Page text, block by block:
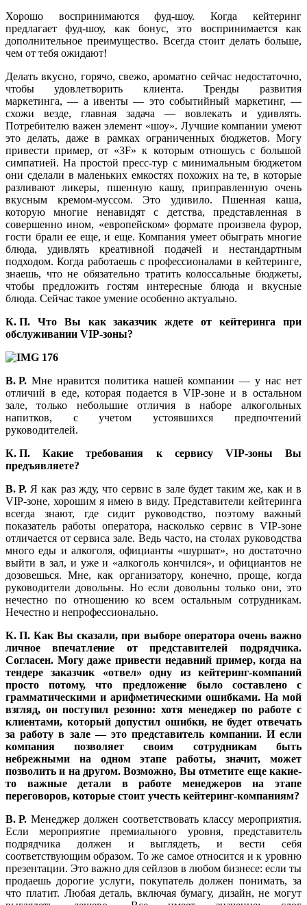
Хорошо воспринимаются фуд-шоу. Когда кейтеринг
предлагает фуд-шоу, как бонус, это воспринимается как
дополнительное преимущество. Всегда стоит делать больше,
чем от тебя ожидают!
Делать вкусно, горячо, свежо, ароматно сейчас недостаточно,
чтобы удовлетворить клиента. Тренды развития
маркетинга, — а ивенты — это событийный маркетинг, —
схожи везде, главная задача — вовлекать и удивлять.
Потребителю важен элемент «шоу». Лучшие компании умеют
это делать, даже в рамках ограниченных бюджетов. Могу
привести пример, от «3F» к которым отношусь с большой
симпатией. На простой пресс-тур с минимальным бюджетом
они сделали в маленьких емкостях похожих на те, в которые
разливают ликеры, пшенную кашу, приправленную очень
вкусным кремом-муссом. Это удивило. Пшенная каша,
которую многие ненавидят с детства, представленная в
совершенно ином, «европейском» формате произвела фурор,
гости брали ее еще, и еще. Компания умеет обыграть многие
блюда, удивлять креативной подачей и нестандартным
подходом. Когда работаешь с профессионалами в кейтеринге,
знаешь, что не обязательно тратить колоссальные бюджеты,
чтобы предложить гостям интересные блюда и вкусные
блюда. Сейчас такое умение особенно актуально.
К. П. Что Вы как заказчик ждете от кейтеринга при
обслуживании VIP-зоны?
В. Р. Мне нравится политика нашей компании — у нас нет
отличий в еде, которая подается в VIP-зоне и в остальном
зале, только небольшие отличия в наборе алкогольных
напитков, с учетом устоявшихся предпочтений
руководителей.
К. П. Какие требования к сервису VIP-зоны Вы
предъявляете?
В. Р. Я как раз жду, что сервис в зале будет таким же, как и в
VIP-зоне, хорошим я имею в виду. Представители кейтеринга
всегда знают, где сидит руководство, поэтому важный
показатель работы оператора, насколько сервис в VIP-зоне
отличается от сервиса зале. Ведь часто, на столах руководства
много еды и алкоголя, официанты «шуршат», но достаточно
выйти в зал, и уже и «алкоголь кончился», и официантов не
дозовешься. Мне, как организатору, конечно, проще, когда
руководители довольны. Но если довольны только они, это
нечестно по отношению ко всем остальным сотрудникам.
Нечестно и непрофессионально.
К. П. Как Вы сказали, при выборе оператора очень важно
личное впечатление от представителей подрядчика.
Согласен. Могу даже привести недавний пример, когда на
тендере заказчик «отвел» одну из кейтеринг-компаний
просто потому, что предложение было составлено с
грамматическими и арифметическими ошибками. На мой
взгляд, он поступил резонно: хотя менеджер по работе с
клиентами, который допустил ошибки, не будет отвечать
за работу в зале — это представитель компании. И если
компания позволяет своим сотрудникам быть
небрежными на одном этапе работы, значит, может
позволить и на другом. Возможно, Вы отметите еще какие-
то важные детали в работе менеджеров на этапе
переговоров, которые стоит учесть кейтеринг-компаниям?
В. Р. Менеджер должен соответствовать классу мероприятия.
Если мероприятие премиального уровня, представитель
подрядчика должен и выглядеть, и вести себя
соответствующим образом. То же самое относится и к уровню
презентации. Это важно для сейлзов в любом бизнесе: если ты
продаешь дорогие услуги, покупатель должен понимать, за
что платит. Любая деталь, включая бумагу, дизайн, не могут